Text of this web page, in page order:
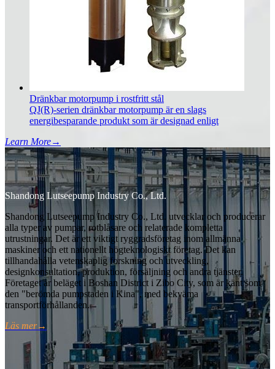
Dränkbar motorpump i rostfritt stål
QJ(R)-serien dränkbar motorpump är en slags
energibesparande produkt som är designad enligt
Learn More→
Shandong Lutseepump Industry Co., Ltd.
Shandong Lutseepump Industry Co., Ltd. utvecklar och producerar
alla typer av pumpar, rotblåsare och relaterade kompletta
utrustningar. Det är ett viktigt ryggradsföretag inom allmänna
maskiner och ett nationellt högteknologiskt företag. Det kan
tillhandahålla vetenskaplig forskning och utveckling,
designkonsultation, produktion, försäljning och andra tjänster.
Företaget är beläget i Boshan District i Zibo City, som är känt som
den "berömda pumpstaden i Kina", med bekväma
transportförhållanden.
Läs mer→